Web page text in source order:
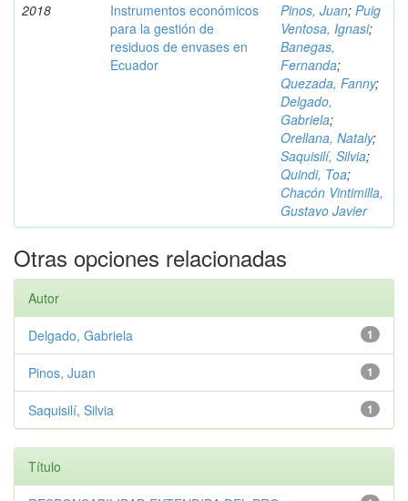
2018
Instrumentos económicos
para la gestión de
residuos de envases en
Ecuador
Pinos, Juan; Puig
Ventosa, Ignasi;
Banegas,
Fernanda;
Quezada, Fanny;
Delgado,
Gabriela;
Orellana, Nataly;
Saquisilí, Silvia;
Quindi, Toa;
Chacón Vintimilla,
Gustavo Javier
Otras opciones relacionadas
Autor
1
Delgado, Gabriela
1
Pinos, Juan
1
Saquisilí, Silvia
Título